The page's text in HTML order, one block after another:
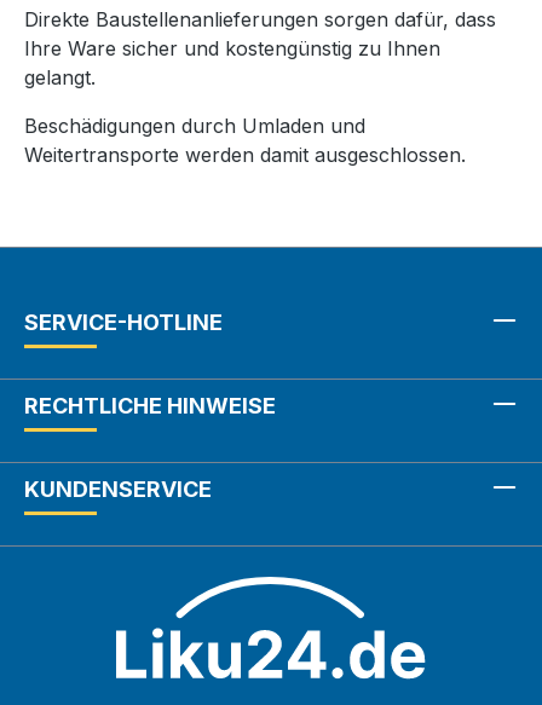
Direkte Baustellenanlieferungen sorgen dafür, dass
Ihre Ware sicher und kostengünstig zu Ihnen
gelangt.
Beschädigungen durch Umladen und
Weitertransporte werden damit ausgeschlossen.
SERVICE-HOTLINE
RECHTLICHE HINWEISE
KUNDENSERVICE